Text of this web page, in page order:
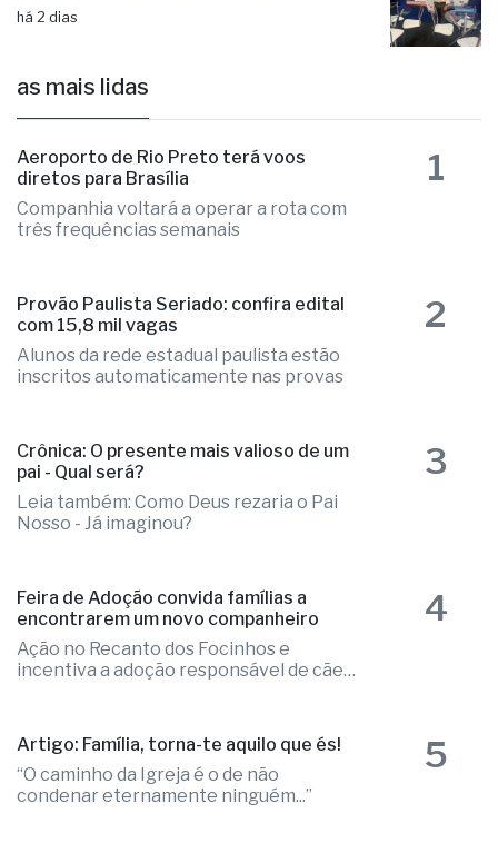
há 2 dias
as mais lidas
Aeroporto de Rio Preto terá voos
diretos para Brasília
Companhia voltará a operar a rota com
três frequências semanais
1
Provão Paulista Seriado: confira edital
com 15,8 mil vagas
Alunos da rede estadual paulista estão
inscritos automaticamente nas provas
2
Crônica: O presente mais valioso de um
pai - Qual será?
Leia também: Como Deus rezaria o Pai
Nosso - Já imaginou?
3
Feira de Adoção convida famílias a
encontrarem um novo companheiro
Ação no Recanto dos Focinhos e
incentiva a adoção responsável de cães
4
Artigo: Família, torna-te aquilo que és!
“O caminho da Igreja é o de não
condenar eternamente ninguém...”
5